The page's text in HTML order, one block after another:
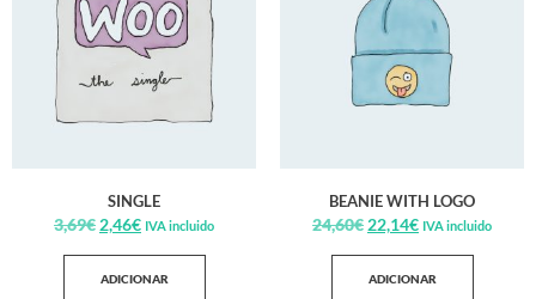
SINGLE
3,69€ 2,46€ IVA incluido
ADICIONAR
BEANIE WITH LOGO
24,60€ 22,14€ IVA incluido
ADICIONAR